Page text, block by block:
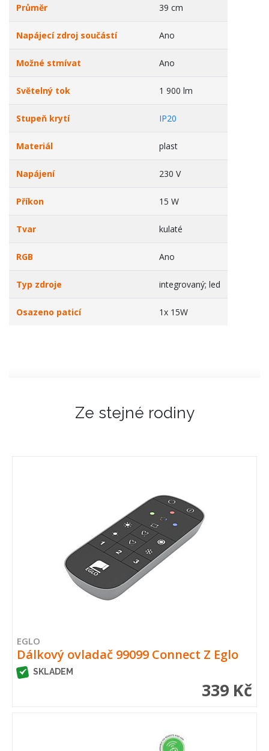
Průměr 39 cm
Napájecí zdroj součástí Ano
Možné stmívat Ano
Světelný tok 1 900 lm
Stupeň krytí IP20
Materiál plast
Napájení 230 V
Příkon 15 W
Tvar kulaté
RGB Ano
Typ zdroje integrovaný; led
Osazeno paticí 1x 15W
Ze stejné rodiny
EGLO
Dálkový ovladač 99099 Connect Z Eglo
SKLADEM
339 Kč